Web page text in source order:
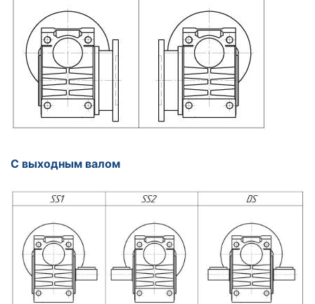
С выходным валом